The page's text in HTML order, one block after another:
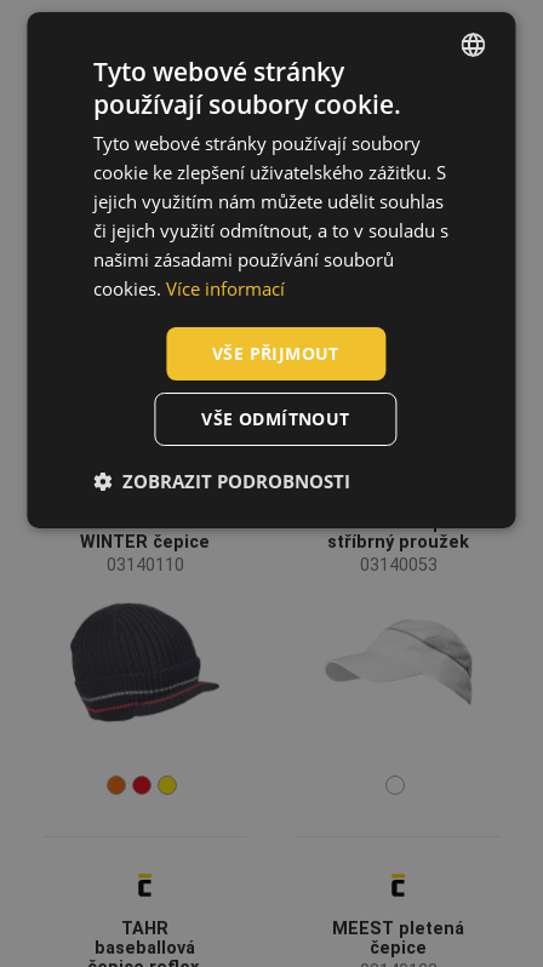
DESMAN
baseballová
čepice
0314002599999
CLEEVE RFLX
čepice
03140130
WINTER čepice
03140110
stříbrný proužek
03140053
TAHR
baseballová
MEEST pletená
čepice
ENGLISH
CZECH
SLOVAK
ROMANIAN
DUTCH
LATVIAN
Tyto webové stránky
používají soubory cookie.
Tyto webové stránky používají soubory
cookie ke zlepšení uživatelského zážitku. S
jejich využitím nám můžete udělit souhlas
či jejich využití odmítnout, a to v souladu s
našimi zásadami používání souborů
cookies. Více informací
VŠE PŘIJMOUT
VŠE ODMÍTNOUT
ZOBRAZIT PODROBNOSTI